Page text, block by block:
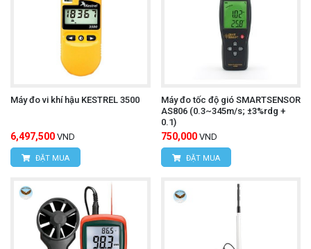
Máy đo vi khí hậu KESTREL 3500
6,497,500 VND
ĐẶT MUA
Máy đo tốc độ gió SMARTSENSOR
AS806 (0.3~345m/s; ±3%rdg +
0.1)
750,000 VND
ĐẶT MUA